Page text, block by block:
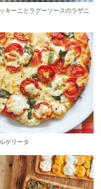
キーニとラグーソースのラザニ
ゲリータ